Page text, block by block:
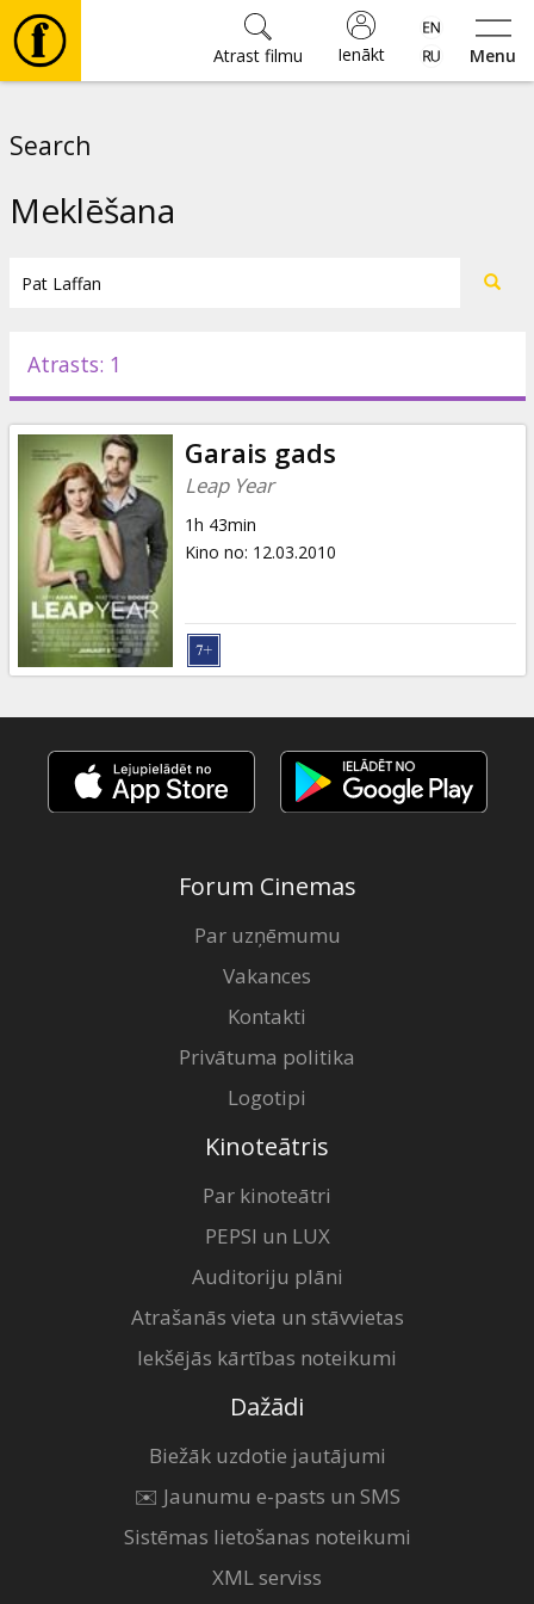
Menu
Ienākt
Atrast filmu
Pasākumi
Ziņas
Dāvanu
kartes
Uzkodas
B2B
Kino
Klubs
Search
Meklēšana
Atrasts: 1
Garais gads
Leap Year
1h 43min
Kino no: 12.03.2010
Forum Cinemas
Par uzņēmumu
Vakances
Kontakti
Privātuma politika
Logotipi
Kinoteātris
Par kinoteātri
PEPSI un LUX
Auditoriju plāni
Atrašanās vieta un stāvvietas
Iekšējās kārtības noteikumi
Dažādi
Biežāk uzdotie jautājumi
✉️ Jaunumu e-pasts un SMS
Sistēmas lietošanas noteikumi
XML serviss